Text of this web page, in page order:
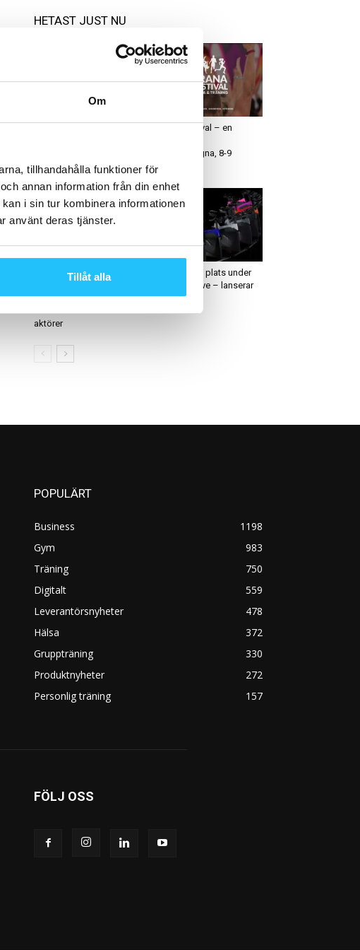
Om
tillhandahålla funktioner för
annan information från din enhet
i sin tur kombinera informationen
använt deras tjänster.
Tillåt alla
HETAST JUST NU
Prana Festival – en
träningssugna, 8-9
september
MBM-konferensen 2025:
– exklusivt för
branschens största
aktörer
Concept på plats under
Les Mills Live – lanserar
ny cykel...
POPULÄRT
Business
1198
Gym
983
Träning
750
Digitalt
559
Leverantörsnyheter
478
Hälsa
372
Gruppträning
330
Produktnyheter
272
Personlig träning
157
FÖLJ OSS